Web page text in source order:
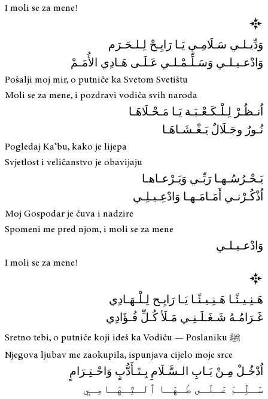
I moli se za mene!
وَدِّيـلـي سَـلَامِـي يَـا رَايِـحْ لِـلـحَـرَم
وَادْعـيـلـي وَسَـلِّـمْـلـي عَـلَـى هَـادِي الأُمَـمْ
Pošalji moj mir, o putniče ka Svetom Svetištu
Moli se za mene, i pozdravi vodiča svih naroda
اُنـظُـرْ لِـلْـكَـعْـبَـة يَـا مَـحْـلَاهَـا
نُـورٌ وجَـلَالٌ يَـغْـشَـاهَـا
Pogledaj Ka‘bu, kako je lijepa
Svjetlost i veličanstvo je obavijaju
يَـحْـرُسُـهـا رَبِّـي وَيَـرْعـاهـا
اُذْكُـرْنـي أَمَـامَـهـا وَادْعِـيـلِـي
Moj Gospodar je čuva i nadzire
Spomeni me pred njom, i moli se za mene
وَادْعـيـلـي
I moli se za mene!
هَـنِـيـئًـا هَـنِـيـئًـا يَـا رَايِـح لِـلْـهَـادِي
غَـرَامُـهُ شَـغَـلَـنِـي مَـلَأ كُـلِّ فُـؤَادِي
Sretno tebi, o putniče koji ideš ka Vodiču — Poslaniku ﷺ
Njegova ljubav me zaokupila, ispunjava cijelo moje srce
اُدْخُـلْ مِـنْ بَـابِ الـسَّـلَامِ بِـتَـأَدُّبٍ وَاحْـتِـرَامٍ
سَـلِّـمْ عَـلَـى طٰـهَـا ٱلـتِّـهَـامِـي